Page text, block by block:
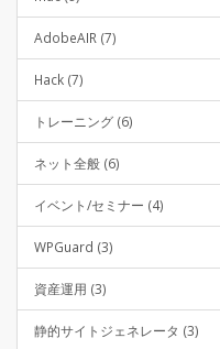
AdobeAIR (7)
Hack (7)
トレーニング (6)
ネット全般 (6)
イベント/セミナー (4)
WPGuard (3)
資産運用 (3)
静的サイトジェネレータ (3)